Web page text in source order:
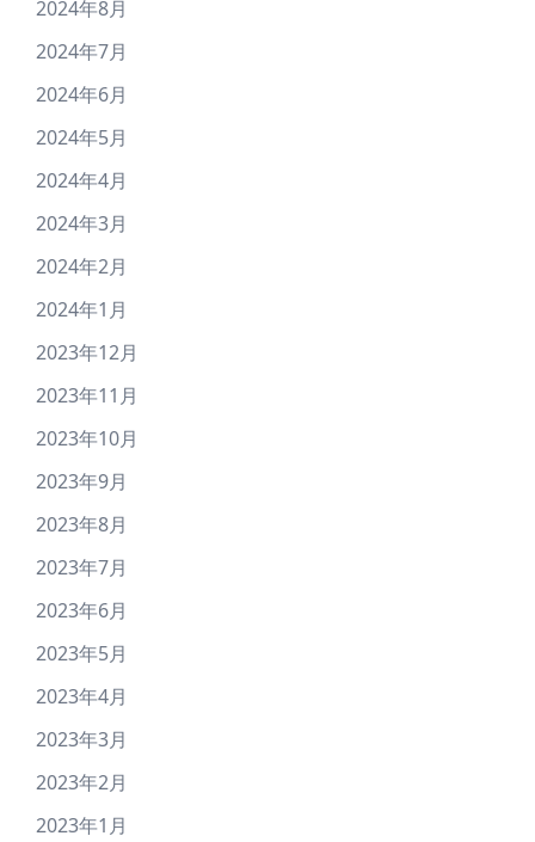
2024年8月
2024年7月
2024年6月
2024年5月
2024年4月
2024年3月
2024年2月
2024年1月
2023年12月
2023年11月
2023年10月
2023年9月
2023年8月
2023年7月
2023年6月
2023年5月
2023年4月
2023年3月
2023年2月
2023年1月